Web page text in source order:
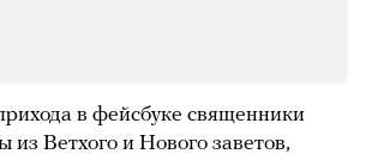
в фейсбуке священники
из Ветхого и Нового заветов,